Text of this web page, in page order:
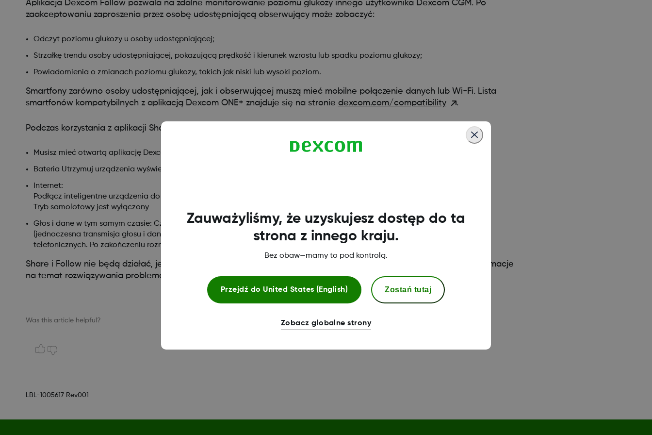
Aplikacja Dexcom Follow pozwala na zdalne monitorowanie poziomu glukozy innego użytkownika Dexcom CGM. Po
zaakceptowaniu zaproszenia przez osobę udostępniającą obserwujący może zobaczyć:
Odczyt poziomu glukozy u osoby udostępniającej;
Strzałkę trendu osoby udostępniającej, pokazującą prędkość i kierunek wzrostu lub spadku poziomu glukozy;
Powiadomienia o zmianach poziomu glukozy, takich jak niski lub wysoki poziom.
Smartfony zarówno osoby udostępniającej, jak i obserwującej muszą mieć mobilne połączenie danych lub Wi-Fi. Lista
smartfonów kompatybilnych z aplikacją Dexcom ONE+ znajduje się na stronie dexcom.com/compatibility .
Podczas korzystania z aplikacji Share lub Follow należy pamiętać:
Musisz mieć otwartą aplikację Dexcom ONE+, aby udostępniać informacje o poziomie glukozy i alerty swoim obserwatorom.
Bateria Utrzymuj urządzenia wyświetlające naładowane
Internet:
Podłącz inteligentne urządzenia do Internetu
Tryb samolotowy jest wyłączony
Głos i dane w tym samym czasie: Czy operatorzy telefonii komórkowej obsługują transmisję głosu i danych w tym samym czasie
(jednoczesna transmisja głosu i danych)? W przeciwnym razie aplikacja Share nie będzie wysyłać danych podczas połączeń
telefonicznych. Po zakończeniu rozmowy telefonicznej Share uzupełni wszelkie brakujące informacje o glukozie.
Share i Follow nie będą działać, jeśli coś jest nie tak z urządzeniem inteligentnym (urządzeniami inteligentnymi). Informacje
na temat rozwiązywania problemów można znaleźć w instrukcji obsługi urządzenia inteligentnego.
Was this article helpful?
LBL-1005617 Rev001
Zauważyliśmy, że uzyskujesz dostęp do ta
strona z innego kraju.
Bez obaw—mamy to pod kontrolą.
Przejdź do United States (English) Zostań tutaj
Zobacz globalne strony